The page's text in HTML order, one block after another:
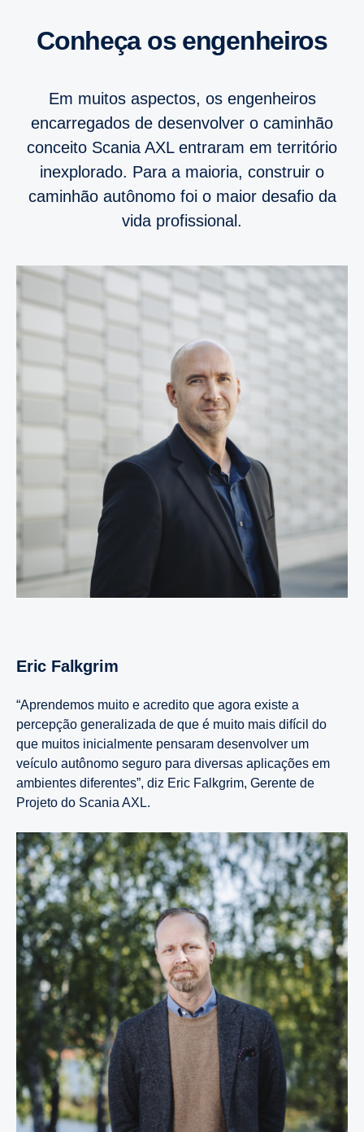
Conheça os engenheiros
Em muitos aspectos, os engenheiros
encarregados de desenvolver o caminhão
conceito Scania AXL entraram em território
inexplorado. Para a maioria, construir o
caminhão autônomo foi o maior desafio da
vida profissional.
Eric Falkgrim
“Aprendemos muito e acredito que agora existe a
percepção generalizada de que é muito mais difícil do
que muitos inicialmente pensaram desenvolver um
veículo autônomo seguro para diversas aplicações em
ambientes diferentes”, diz Eric Falkgrim, Gerente de
Projeto do Scania AXL.